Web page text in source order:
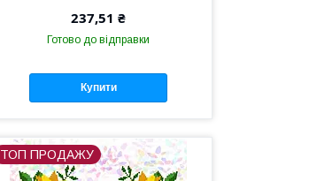
237,51 ₴
Готово до відправки
Купити
ТОП ПРОДАЖУ